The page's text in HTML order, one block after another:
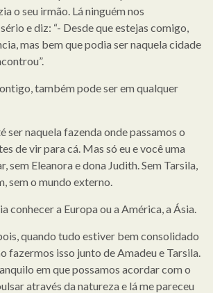
o seu irmão. Lá ninguém nos
e diz: “- Desde que estejas comigo,
mas bem que podia ser naquela cidade
também pode ser em qualquer
ser naquela fazenda onde passamos o
de vir para cá. Mas só eu e você uma
sem Eleanora e dona Judith. Sem Tarsila,
sem o mundo externo.
conhecer a Europa ou a América, a Ásia.
quando tudo estiver bem consolidado
fazermos isso junto de Amadeu e Tarsila.
em que possamos acordar com o
através da natureza e lá me pareceu